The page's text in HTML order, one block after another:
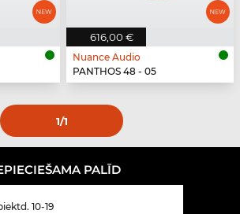
616,00 €
Nuance Audio
PANTHOS 48 - 05
1/1
PALĪD
10-19